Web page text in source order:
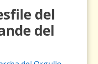
del
del